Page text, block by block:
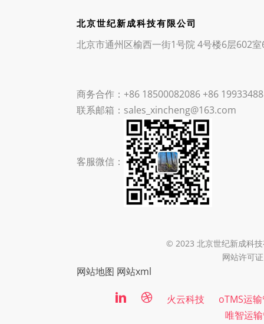
北京世纪新成科技有限公司
北京市通州区榆西一街1号院 4号楼6层602
商务合作：+86 18500082086 +86
联系邮箱：sales_xincheng@163.com
客服微信：
© 2023 北京世纪新成科
网站许可
网站地图 网站xml
火云科技
oTMS运
唯智运